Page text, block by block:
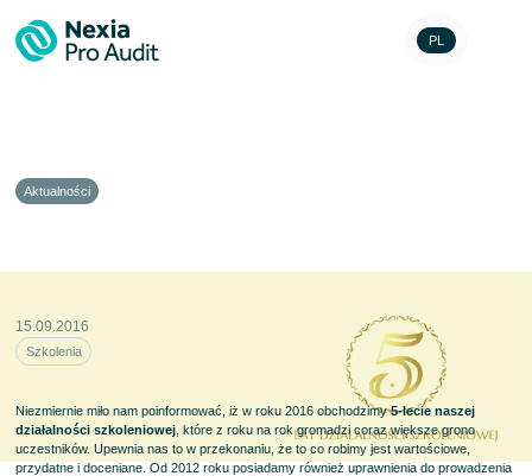
PL
Aktualności
15.09.2016
Szkolenia
Niezmiernie miło nam poinformować, iż w roku 2016 obchodzimy5-lecie naszej
działalności szkoleniowej , które z roku na rok gromadzi coraz większe grono
uczestników. Upewnia nas to w przekonaniu, że to co robimy jest wartościowe,
przydatne i doceniane. Od 2012 roku posiadamy również uprawnienia do prowadzenia